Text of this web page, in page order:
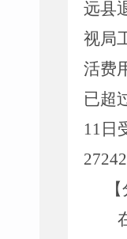
远县
视局
活费
已超
11日